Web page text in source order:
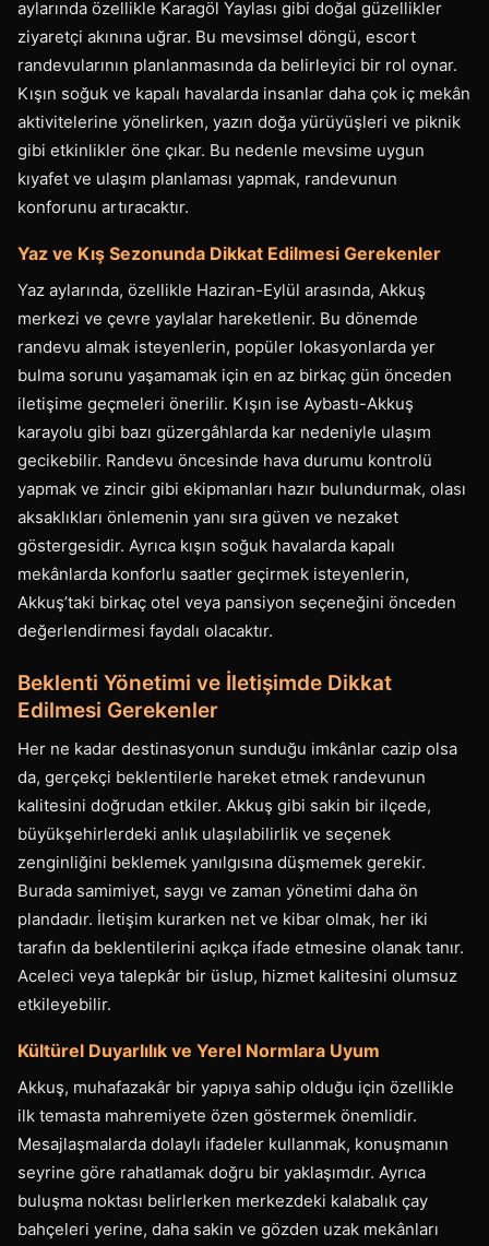
aylarında özellikle Karagöl Yaylası gibi doğal güzellikler
ziyaretçi akınına uğrar. Bu mevsimsel döngü, escort
randevularının planlanmasında da belirleyici bir rol oynar.
Kışın soğuk ve kapalı havalarda insanlar daha çok iç mekân
aktivitelerine yönelirken, yazın doğa yürüyüşleri ve piknik
gibi etkinlikler öne çıkar. Bu nedenle mevsime uygun
kıyafet ve ulaşım planlaması yapmak, randevunun
konforunu artıracaktır.
Yaz ve Kış Sezonunda Dikkat Edilmesi Gerekenler
Yaz aylarında, özellikle Haziran-Eylül arasında, Akkuş
merkezi ve çevre yaylalar hareketlenir. Bu dönemde
randevu almak isteyenlerin, popüler lokasyonlarda yer
bulma sorunu yaşamamak için en az birkaç gün önceden
iletişime geçmeleri önerilir. Kışın ise Aybastı-Akkuş
karayolu gibi bazı güzergâhlarda kar nedeniyle ulaşım
gecikebilir. Randevu öncesinde hava durumu kontrolü
yapmak ve zincir gibi ekipmanları hazır bulundurmak, olası
aksaklıkları önlemenin yanı sıra güven ve nezaket
göstergesidir. Ayrıca kışın soğuk havalarda kapalı
mekânlarda konforlu saatler geçirmek isteyenlerin,
Akkuş’taki birkaç otel veya pansiyon seçeneğini önceden
değerlendirmesi faydalı olacaktır.
Beklenti Yönetimi ve İletişimde Dikkat
Edilmesi Gerekenler
Her ne kadar destinasyonun sunduğu imkânlar cazip olsa
da, gerçekçi beklentilerle hareket etmek randevunun
kalitesini doğrudan etkiler. Akkuş gibi sakin bir ilçede,
büyükşehirlerdeki anlık ulaşılabilirlik ve seçenek
zenginliğini beklemek yanılgısına düşmemek gerekir.
Burada samimiyet, saygı ve zaman yönetimi daha ön
plandadır. İletişim kurarken net ve kibar olmak, her iki
tarafın da beklentilerini açıkça ifade etmesine olanak tanır.
Aceleci veya talepkâr bir üslup, hizmet kalitesini olumsuz
etkileyebilir.
Kültürel Duyarlılık ve Yerel Normlara Uyum
Akkuş, muhafazakâr bir yapıya sahip olduğu için özellikle
ilk temasta mahremiyete özen göstermek önemlidir.
Mesajlaşmalarda dolaylı ifadeler kullanmak, konuşmanın
seyrine göre rahatlamak doğru bir yaklaşımdır. Ayrıca
buluşma noktası belirlerken merkezdeki kalabalık çay
bahçeleri yerine, daha sakin ve gözden uzak mekânları